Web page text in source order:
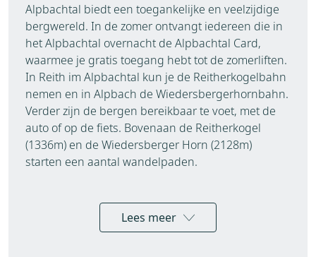
Alpbachtal biedt een toegankelijke en veelzijdige
bergwereld. In de zomer ontvangt iedereen die in
het Alpbachtal overnacht de Alpbachtal Card,
waarmee je gratis toegang hebt tot de zomerliften.
In Reith im Alpbachtal kun je de Reitherkogelbahn
nemen en in Alpbach de Wiedersbergerhornbahn.
Verder zijn de bergen bereikbaar te voet, met de
auto of op de fiets. Bovenaan de Reitherkogel
(1336m) en de Wiedersberger Horn (2128m)
starten een aantal wandelpaden.
Lees meer